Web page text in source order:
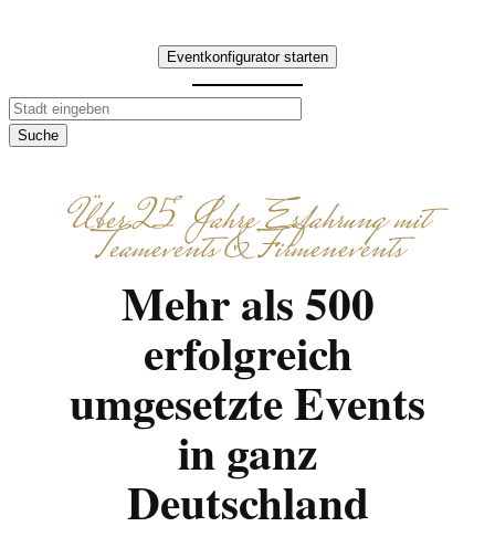
Eventkonfigurator starten
Suche
Über 25 Jahre Erfahrung mit
Teamevents & Firmenevents
Mehr als 500
erfolgreich
umgesetzte Events
in ganz
Deutschland